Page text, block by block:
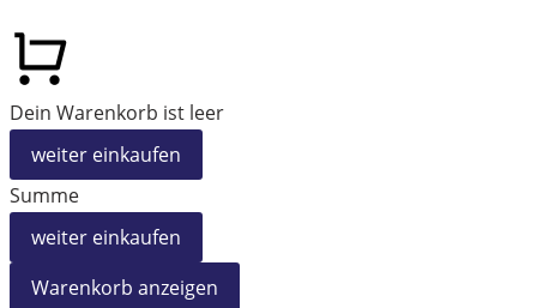
Dein Warenkorb ist leer
weiter einkaufen
Summe
weiter einkaufen
Warenkorb anzeigen